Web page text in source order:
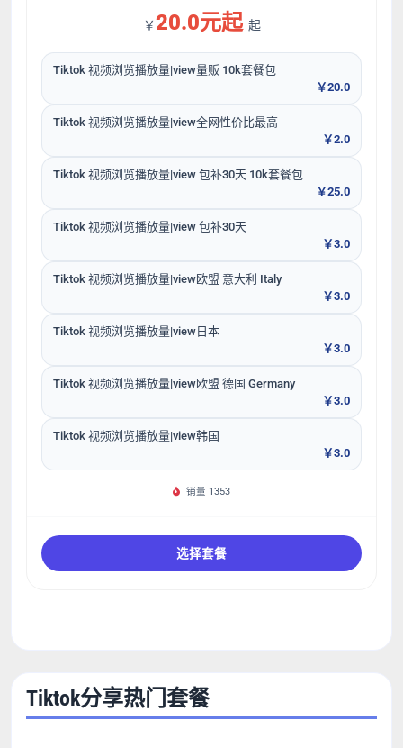
￥20.0元起 起
Tiktok 视频浏览播放量|view量贩 10k套餐包
￥20.0
Tiktok 视频浏览播放量|view全网性价比最高
￥2.0
Tiktok 视频浏览播放量|view 包补30天 10k套餐包
￥25.0
Tiktok 视频浏览播放量|view 包补30天
￥3.0
Tiktok 视频浏览播放量|view欧盟 意大利 Italy
￥3.0
Tiktok 视频浏览播放量|view日本
￥3.0
Tiktok 视频浏览播放量|view欧盟 德国 Germany
￥3.0
Tiktok 视频浏览播放量|view韩国
￥3.0
销量 1353
选择套餐
Tiktok分享热门套餐